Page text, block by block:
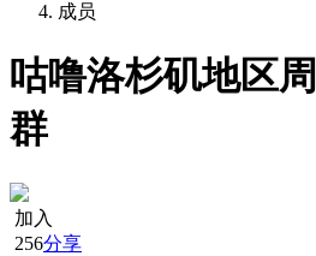
成员
咕噜洛杉矶地区
群
加入
256分享